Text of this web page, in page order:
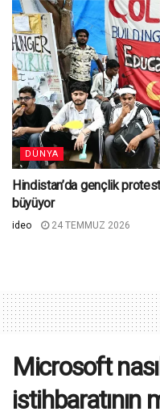
DÜNYA
Hindistan’da gençlik
büyüyor
ideo 24 TEMMUZ 2026
Microsoft
istihbaratının